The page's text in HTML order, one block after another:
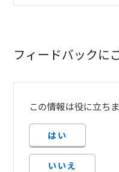
フィードバックに
この情報は役に立ち
はい
いいえ